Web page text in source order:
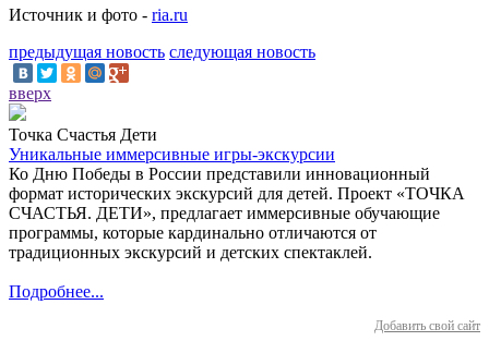
Источник и фото - ria.ru
предыдущая новость следующая новость
вверх
Точка Счастья Дети
Уникальные иммерсивные игры-экскурсии
Ко Дню Победы в России представили инновационный
формат исторических экскурсий для детей. Проект «ТОЧКА
СЧАСТЬЯ. ДЕТИ», предлагает иммерсивные обучающие
программы, которые кардинально отличаются от
традиционных экскурсий и детских спектаклей.
Подробнее...
Добавить свой сайт